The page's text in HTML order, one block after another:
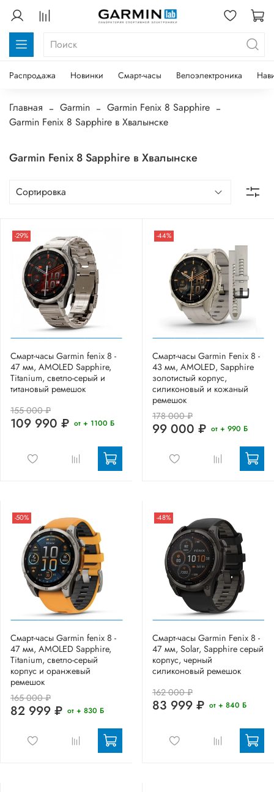
Распродажа Новинки Смарт-часы Велоэлектроника
Главная Garmin
Garmin Fenix 8 Sapphire
Garmin Fenix 8 Sapphire в Хвалынске
Garmin Fenix 8 Sapphire в Хвалынске
-29%
Смарт-часы Garmin fenix 8 -
47 мм, AMOLED Sapphire,
Titanium, светло-серый и
титановый ремешок
155 000 ₽
109 990 ₽ от + 1100 Б
-44%
Смарт-часы Garmin Fenix 8 -
43 мм, AMOLED, Sapphire
золотистый корпус,
силиконовый и кожаный
ремешок
178 000 ₽
99 000 ₽ от + 990 Б
-50%
Смарт-часы Garmin fenix 8 -
47 мм, AMOLED Sapphire,
Titanium, светло-серый
корпус и оранжевый
ремешок
165 000 ₽
82 999 ₽ от + 830 Б
-48%
Смарт-часы Garmin Fenix 8 -
47 мм, Solar, Sapphire серый
корпус, черный
силиконовый ремешок
162 000 ₽
83 999 ₽ от + 840 Б